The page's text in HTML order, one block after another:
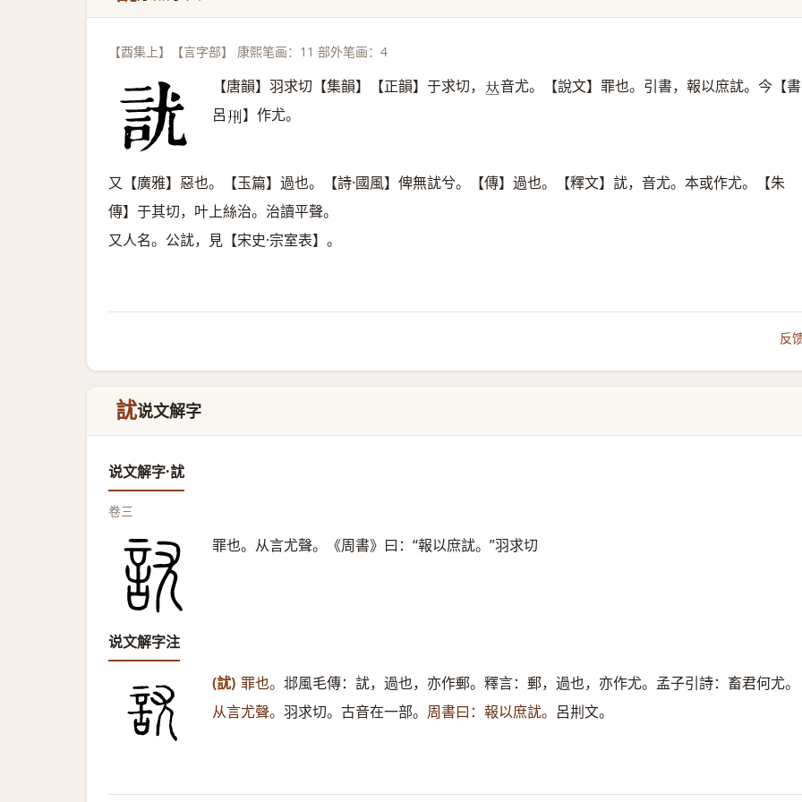
【酉集上】【言字部】 康熙笔画：11 部外笔画：4
【唐韻】羽求切【集韻】【正韻】于求切， 𠀤音尤。【說文】罪也。引書，報以庶訧。今【書
呂𠛬】作尤。
又【廣雅】惡也。【玉篇】過也。【詩·國風】俾無訧兮。【傳】過也。【釋文】訧，音尤。本或作尤。【朱
傳】于其切，叶上絲治。治讀平聲。
又人名。公訧，見【宋史·宗室表】。
反
訧说文解字
说文解字·訧
卷三
罪也。从言尤聲。《周書》曰：“報以庶訧。”羽求切
说文解字注
(訧) 罪也。 邶風毛傳：訧，過也，亦作郵。釋言：郵，過也，亦作尤。孟子引詩：畜君何尤。
从言尤聲。 羽求切。古音在一部。 周書曰：報以庶訧。 呂㓝文。